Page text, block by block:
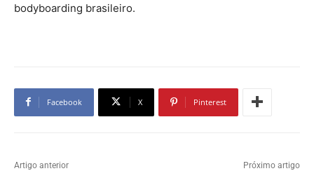
bodyboarding brasileiro.
Facebook X Pinterest
Artigo anterior Próximo artigo